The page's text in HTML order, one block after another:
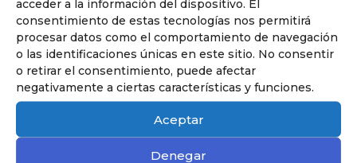
acceder a la información del dispositivo. El
consentimiento de estas tecnologías nos permitirá
procesar datos como el comportamiento de navegación
o las identificaciones únicas en este sitio. No consentir
o retirar el consentimiento, puede afectar
negativamente a ciertas características y funciones.
Aceptar
Denegar
Découvrez